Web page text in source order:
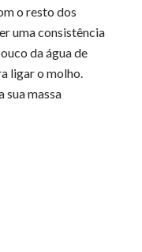
o resto dos
uma consistência
da água de
ligar o molho.
sua massa